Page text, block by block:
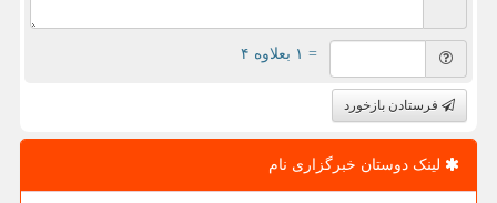
= ۱ بعلاوه ۴
فرستادن بازخورد
لینک دوستان خبرگزاری نام